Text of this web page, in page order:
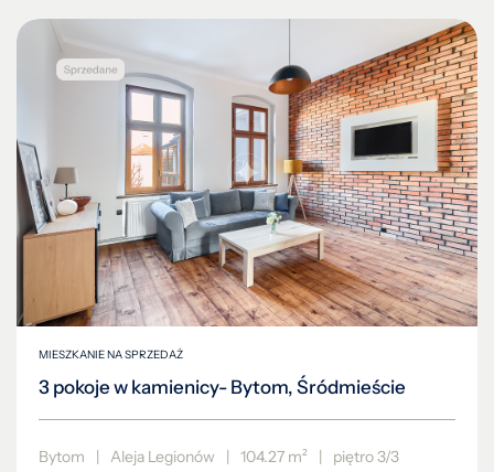
MIESZKANIE NA SPRZEDAŻ
3 pokoje w kamienicy- Bytom, Śródmieście
Bytom Aleja Legionów 104.27 m² piętro 3/3